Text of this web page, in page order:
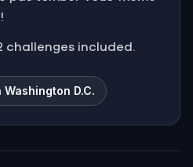
challenges included.
D.C.